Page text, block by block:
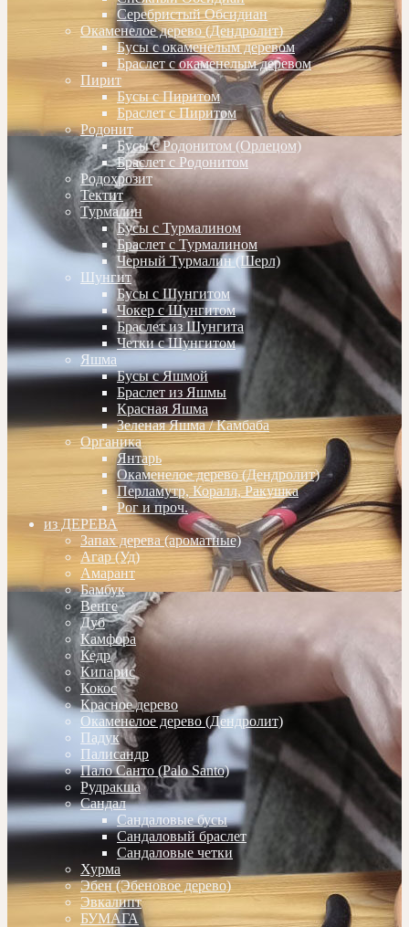
Серебристый Обсидиан
Окаменелое дерево (Дендролит)
Бусы с окаменелым деревом
Браслет с окаменелым деревом
Пирит
Бусы с Пиритом
Браслет с Пиритом
Родонит
Бусы с Родонитом (Орлецом)
Браслет с Родонитом
Родохрозит
Тектит
Турмалин
Бусы с Турмалином
Браслет с Турмалином
Черный Турмалин (Шерл)
Шунгит
Бусы с Шунгитом
Чокер с Шунгитом
Браслет из Шунгита
Четки с Шунгитом
Яшма
Бусы с Яшмой
Браслет из Яшмы
Красная Яшма
Зеленая Яшма / Камбаба
Органика
Янтарь
Окаменелое дерево (Дендролит)
Перламутр, Коралл, Ракушка
Рог и проч.
из ДЕРЕВА
Запах дерева (ароматные)
Агар (Уд)
Амарант
Бамбук
Венге
Дуб
Камфора
Кедр
Кипарис
Кокос
Красное дерево
Окаменелое дерево (Дендролит)
Падук
Палисандр
Пало Санто (Palo Santo)
Рудракша
Сандал
Сандаловые бусы
Сандаловый браслет
Сандаловые четки
Хурма
Эбен (Эбеновое дерево)
Эвкалипт
БУМАГА